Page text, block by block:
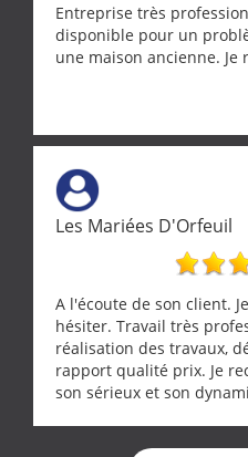
Entreprise très
disponible pour un
une maison ancienne. Je
Les Mariées D'Orfeuil
A l'écoute de son client.
hésiter. Travail très
réalisation des travaux,
rapport qualité prix. Je
son sérieux et son